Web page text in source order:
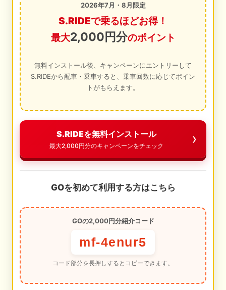
2026年7月・8月限定
S.RIDEで乗るほどお得！
最大2,000円分のポイント
無料インストール後、キャンペーンにエントリーして
S.RIDEから配車・乗車すると、乗車回数に応じてポイン
トがもらえます。
S.RIDEを無料インストール
最大2,000円分のキャンペーンをチェック
GOを初めて利用する方はこちら
GOの2,000円分紹介コード
mf-4enur5
コード部分を長押しするとコピーできます。